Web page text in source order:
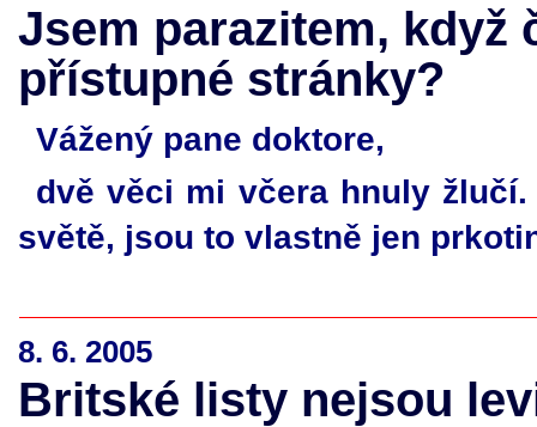
Jsem parazitem, když
přístupné stránky?
Vážený pane doktore,
dvě věci mi včera hnuly
světě, jsou to vlastně jen
8. 6. 2005
Britské listy nejsou